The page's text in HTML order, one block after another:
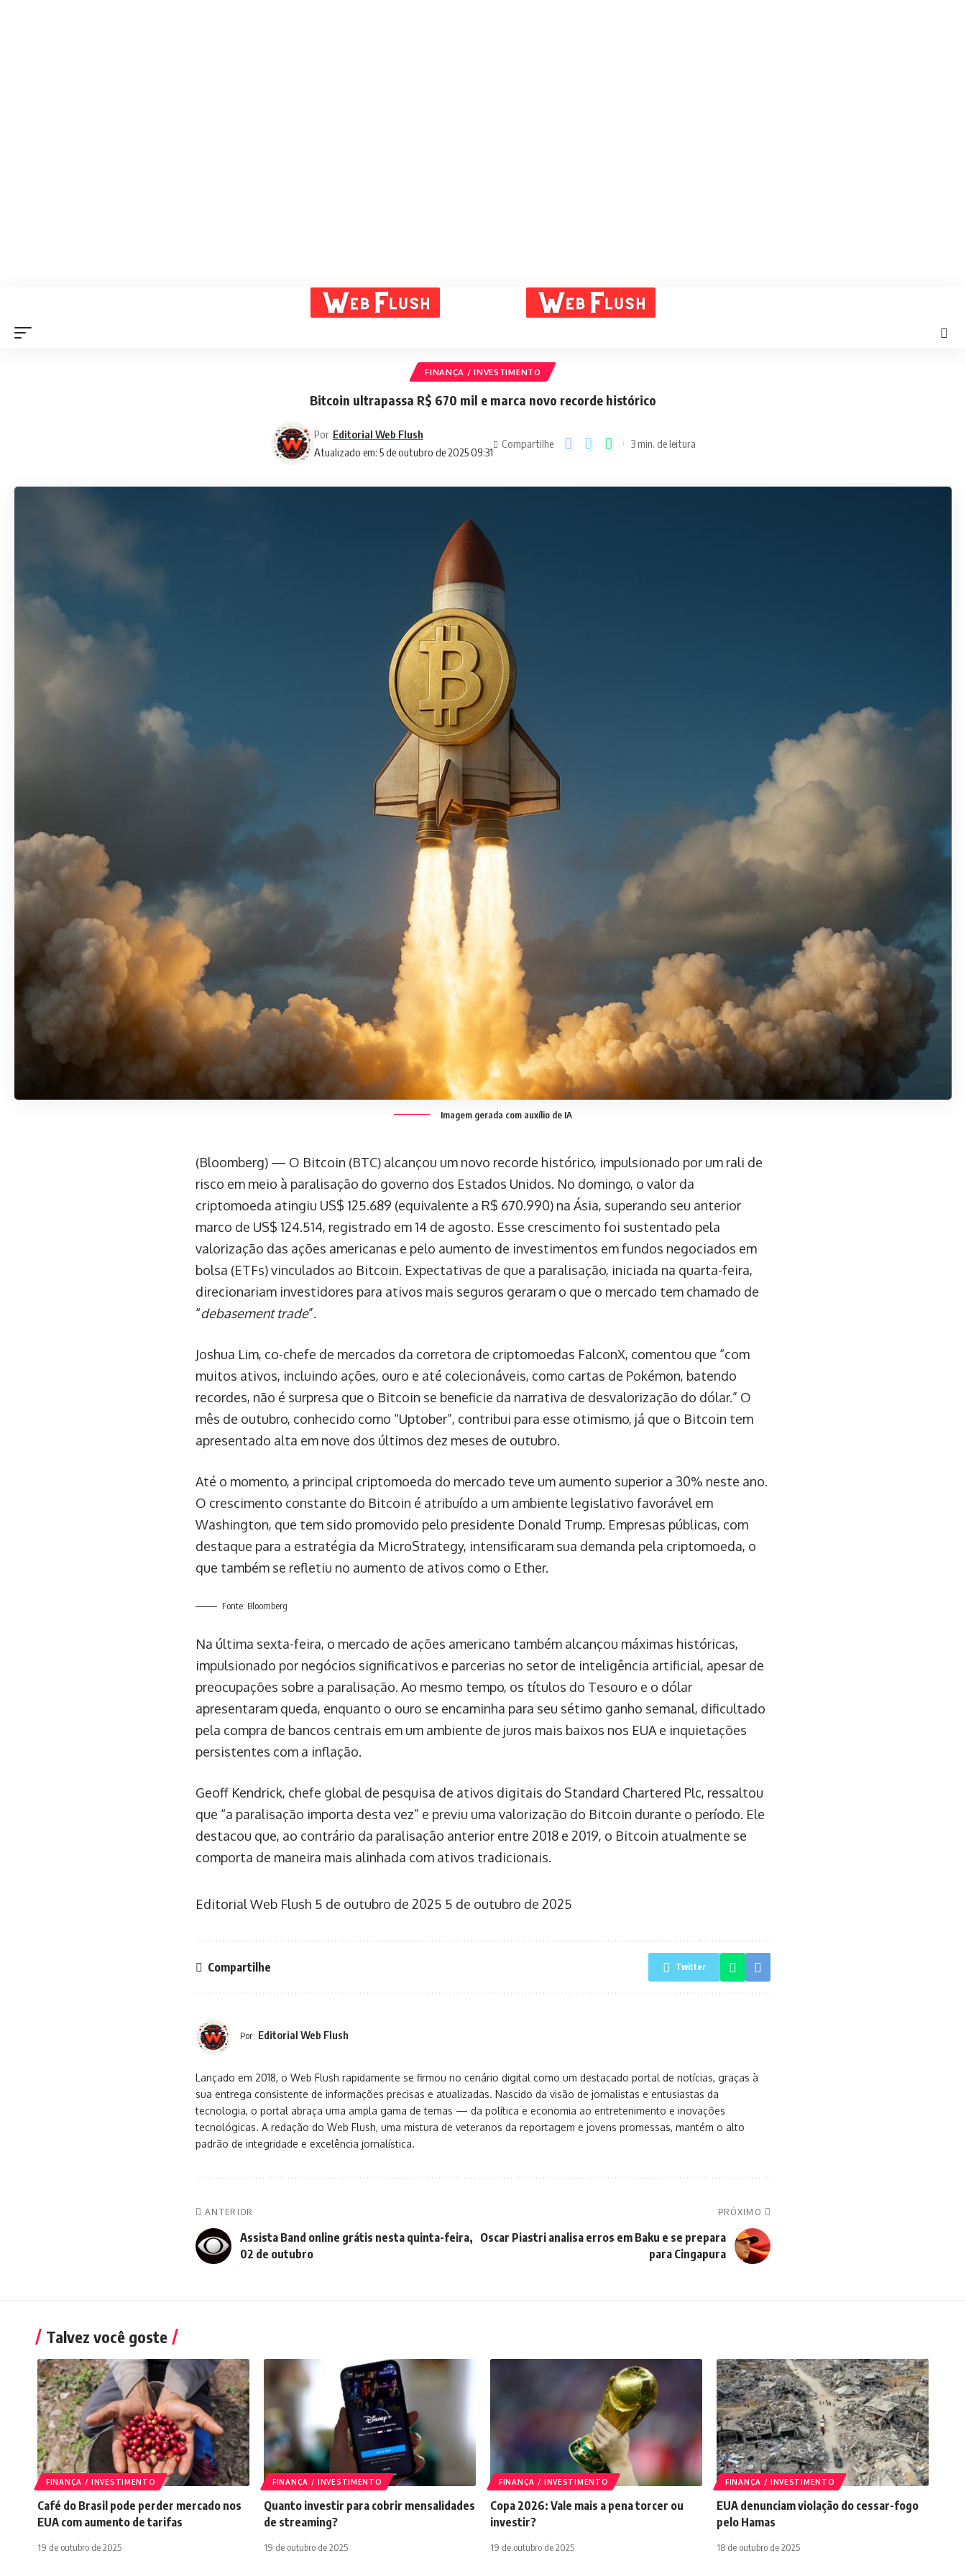
FINANÇA / INVESTIMENTO
Bitcoin ultrapassa R$ 670 mil e marca novo recorde histórico
Atualizado em: 5 de outubro de 2025 09:31
Por Editorial Web Flush
Compartilhe 3 min. de leitura
Imagem gerada com auxílio de IA
(Bloomberg) — O Bitcoin (BTC) alcançou um novo recorde histórico, impulsionado por um rali de
risco em meio à paralisação do governo dos Estados Unidos. No domingo, o valor da
criptomoeda atingiu US$ 125.689 (equivalente a R$ 670.990) na Ásia, superando seu anterior
marco de US$ 124.514, registrado em 14 de agosto. Esse crescimento foi sustentado pela
valorização das ações americanas e pelo aumento de investimentos em fundos negociados em
bolsa (ETFs) vinculados ao Bitcoin. Expectativas de que a paralisação, iniciada na quarta-feira,
direcionariam investidores para ativos mais seguros geraram o que o mercado tem chamado de
“debasement trade”.
Joshua Lim, co-chefe de mercados da corretora de criptomoedas FalconX, comentou que “com
muitos ativos, incluindo ações, ouro e até colecionáveis, como cartas de Pokémon, batendo
recordes, não é surpresa que o Bitcoin se beneficie da narrativa de desvalorização do dólar.” O
mês de outubro, conhecido como “Uptober”, contribui para esse otimismo, já que o Bitcoin tem
apresentado alta em nove dos últimos dez meses de outubro.
Até o momento, a principal criptomoeda do mercado teve um aumento superior a 30% neste ano.
O crescimento constante do Bitcoin é atribuído a um ambiente legislativo favorável em
Washington, que tem sido promovido pelo presidente Donald Trump. Empresas públicas, com
destaque para a estratégia da MicroStrategy, intensificaram sua demanda pela criptomoeda, o
que também se refletiu no aumento de ativos como o Ether.
Fonte: Bloomberg
Na última sexta-feira, o mercado de ações americano também alcançou máximas históricas,
impulsionado por negócios significativos e parcerias no setor de inteligência artificial, apesar de
preocupações sobre a paralisação. Ao mesmo tempo, os títulos do Tesouro e o dólar
apresentaram queda, enquanto o ouro se encaminha para seu sétimo ganho semanal, dificultado
pela compra de bancos centrais em um ambiente de juros mais baixos nos EUA e inquietações
persistentes com a inflação.
Geoff Kendrick, chefe global de pesquisa de ativos digitais do Standard Chartered Plc, ressaltou
que “a paralisação importa desta vez” e previu uma valorização do Bitcoin durante o período. Ele
destacou que, ao contrário da paralisação anterior entre 2018 e 2019, o Bitcoin atualmente se
comporta de maneira mais alinhada com ativos tradicionais.
Editorial Web Flush 5 de outubro de 2025 5 de outubro de 2025
Compartilhe Twitter
Por Editorial Web Flush
Lançado em 2018, o Web Flush rapidamente se firmou no cenário digital como um destacado portal de notícias, graças à
sua entrega consistente de informações precisas e atualizadas. Nascido da visão de jornalistas e entusiastas da
tecnologia, o portal abraça uma ampla gama de temas — da política e economia ao entretenimento e inovações
tecnológicas. A redação do Web Flush, uma mistura de veteranos da reportagem e jovens promessas, mantém o alto
padrão de integridade e excelência jornalística.
ANTERIOR
Assista Band online grátis nesta quinta-feira,
02 de outubro
PRÓXIMO
Oscar Piastri analisa erros em Baku e se prepara
para Cingapura
Talvez você goste
FINANÇA / INVESTIMENTO
Café do Brasil pode perder mercado nos
EUA com aumento de tarifas
19 de outubro de 2025
FINANÇA / INVESTIMENTO
Quanto investir para cobrir mensalidades
de streaming?
19 de outubro de 2025
FINANÇA / INVESTIMENTO
Copa 2026: Vale mais a pena torcer ou
investir?
19 de outubro de 2025
FINANÇA / INVESTIMENTO
EUA denunciam violação do cessar-fogo
pelo Hamas
18 de outubro de 2025